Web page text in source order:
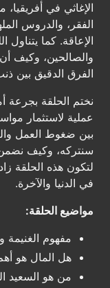
الإغاثي في
الفقر، والدروس
الإعاقة. كما يتناول
والصالحين، وكيف
الفرق الدقيق بين
نختم الحلقة
عملية لاستثمار
بين ضغوط العمل
سنتركه، وكيف نضمن
لتكون هذه الحلقة
في الدنيا والآخرة.
مواضيع الحلقة:
مفهوم الغنيمة
هل المال هو
من هو السعيد